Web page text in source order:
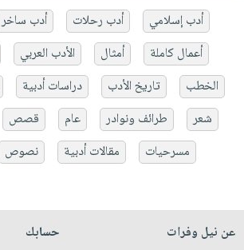
أدب إسلامي أدب رحلات أدب ساخر
أعمال كاملة
أمثال الأدب العربي
الخطب
تاريخ الأدب دراسات أدبية
شعر
طرائف ونوادر عام قصص
مسرحيات
مقالات أدبية نصوص
عن نيل وفرات
حسابك